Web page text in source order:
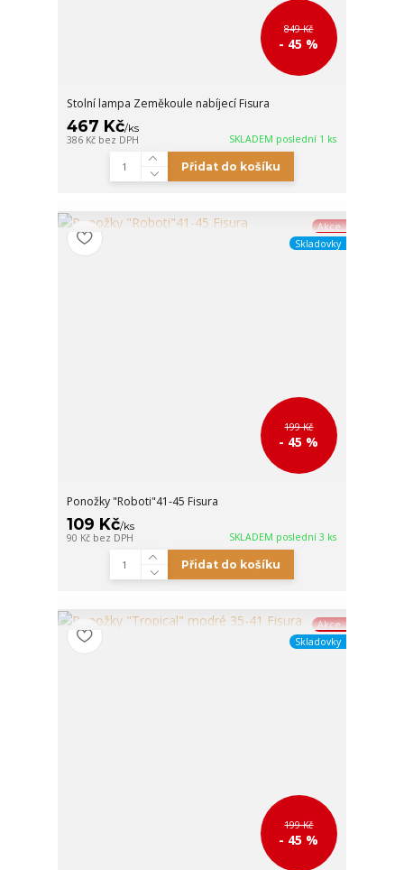
849 Kč
- 45 %
Stolní lampa Zeměkoule nabíjecí Fisura
467 Kč/ks
386 Kč bez DPH SKLADEM poslední 1 ks
Přidat do košíku
Akce
Skladovky
199 Kč
- 45 %
Ponožky "Roboti"41-45 Fisura
109 Kč/ks
90 Kč bez DPH SKLADEM poslední 3 ks
Přidat do košíku
Akce
Skladovky
199 Kč
- 45 %